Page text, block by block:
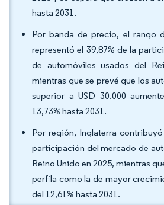
hasta 2031.
Por banda de precio, el rango
representó el 39,87% de la
de automóviles usados del
mientras que se prevé que los
superior a USD 30.000
13,73% hasta 2031.
Por región, Inglaterra
participación del mercado de
Reino Unido en 2025, mientras
perfila como la de mayor
del 12,61% hasta 2031.